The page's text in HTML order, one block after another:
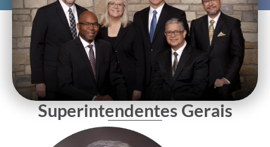
Superintendentes Gerais